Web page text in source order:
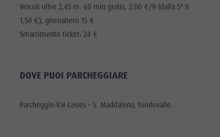
EVENTI
La Val
Guide A-Z
Dolasilla Saga
Eventi
Veicoli oltre 2,45 m: 60 min gratis, 2,00 €/h (dalla 5ª h
1,50 €), giornaliero 15 €
Smarrimento ticket: 24 €
DOVE PUOI PARCHEGGIARE
Parcheggio:Val Casies – S. Maddalena, fondovalle.